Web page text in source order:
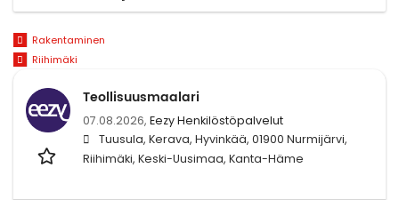
Rakentaminen
Riihimäki
Teollisuusmaalari
07.08.2026, Eezy Henkilöstöpalvelut
Tuusula, Kerava, Hyvinkää, 01900 Nurmijärvi,
Riihimäki, Keski-Uusimaa, Kanta-Häme